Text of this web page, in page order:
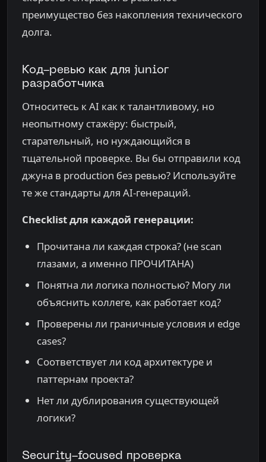
преимущество без накопления технического
долга.
Код-ревью как для junior
разработчика
Относитесь к AI как к талантливому, но
неопытному стажёру: быстрый,
старательный, но нуждающийся в
тщательной проверке. Вы бы отправили код
джуна в production без ревью? Используйте
те же стандарты для AI-генераций.
Checklist для каждой генерации:
Прочитана ли каждая строка? (не scan
глазами, а именно ПРОЧИТАНА)
Понятна ли логика полностью? Могу ли
объяснить коллеге, как работает код?
Проверены ли граничные условия и edge
cases?
Соответствует ли код архитектуре и
паттернам проекта?
Нет ли дублирования существующей
логики?
Security-focused проверка